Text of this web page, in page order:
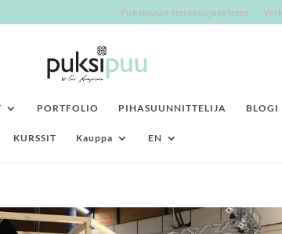
Puksipuun tietosuojaseloste
PORTFOLIO PIHASUUNNITTELIJA BLOGI
KURSSIT Kauppa EN